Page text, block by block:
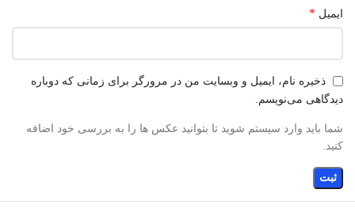
ایمیل *
ذخیره نام، ایمیل و وبسایت من در مرورگر برای زمانی که دوباره
دیدگاهی می‌نویسم.
شما باید وارد سیستم شوید تا بتوانید عکس ها را به بررسی خود اضافه
کنید.